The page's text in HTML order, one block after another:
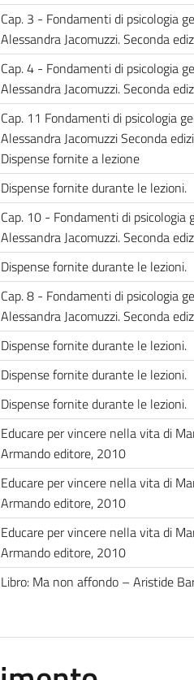
Cap. 3 - Fondamenti di psicologia
Alessandra Jacomuzzi. Seconda
Cap. 4 - Fondamenti di psicologia
Alessandra Jacomuzzi. Seconda
Cap. 11 Fondamenti di psicologia
Alessandra Jacomuzzi Seconda
Dispense fornite a lezione
Dispense fornite durante le lezioni.
Cap. 10 - Fondamenti di psicologia
Alessandra Jacomuzzi. Seconda
Dispense fornite durante le lezioni.
Cap. 8 - Fondamenti di psicologia
Alessandra Jacomuzzi. Seconda
Dispense fornite durante le lezioni.
Dispense fornite durante le lezioni.
Dispense fornite durante le lezioni.
Educare per vincere nella vita di
Armando editore, 2010
Educare per vincere nella vita di
Armando editore, 2010
Educare per vincere nella vita di
Armando editore, 2010
Libro: Ma non affondo – Aristide